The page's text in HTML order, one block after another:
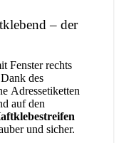
– der
Fenster rechts
des
Adressetiketten
auf den
und sicher.